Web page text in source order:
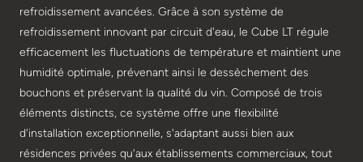
refroidissement avancées. Grâce à son système de
refroidissement innovant par circuit d'eau, le Cube LT régule
efficacement les fluctuations de température et maintient une
humidité optimale, prévenant ainsi le dessèchement des
bouchons et préservant la qualité du vin. Composé de trois
éléments distincts, ce système offre une flexibilité
d'installation exceptionnelle, s'adaptant aussi bien aux
résidences privées qu'aux établissements commerciaux, tout